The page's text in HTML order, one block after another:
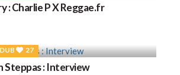
: Charlie P X Reggae.fr
27
Steppas : Interview